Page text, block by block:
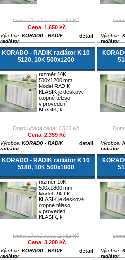
Doporučená cena: 1.062 Kč
Cena: 1.650 Kč
detail
Výrobce: KORADO - RADIK
radiátor
Výrobce:
radiátor
KORADO - RADIK radiátor K 10
5120, 10K 500x1200
rozměr 10K
500x1200 mm
Model RADIK
KLASIK je deskové
otopné těleso
v provedení
KLASIK, k
Doporučená cena: 1.515 Kč
Cena: 2.359 Kč
detail
Výrobce: KORADO - RADIK
radiátor
Výrobce:
radiátor
KORADO - RADIK radiátor K 10
5180, 10K 500x1800
rozměr 10K
500x1800 mm
Model RADIK
KLASIK je deskové
otopné těleso
v provedení
KLASIK, k
Doporučená cena: 2.062 Kč
Cena: 3.208 Kč
detail
Výrobce: KORADO - RADIK
radiátor
Výrobce:
radiátor